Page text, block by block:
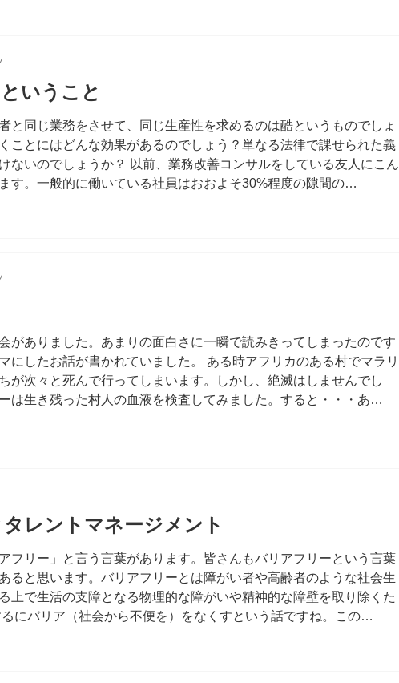
いうこと
と同じ業務をさせて、同じ生産性を求めるのは酷というものでしょ
ことにはどんな効果があるのでしょう？単なる法律で課せられた義
ないのでしょうか？ 以前、業務改善コンサルをしている友人にこん
す。一般的に働いている社員はおおよそ30%程度の隙間の…
がありました。あまりの面白さに一瞬で読みきってしまったのです
にしたお話が書かれていました。 ある時アフリカのある村でマラリ
が次々と死んで行ってしまいます。しかし、絶滅はしませんでし
は生き残った村人の血液を検査してみました。すると・・・あ…
レントマネージメント
フリー」と言う言葉があります。皆さんもバリアフリーという言葉
ると思います。バリアフリーとは障がい者や高齢者のような社会生
上で生活の支障となる物理的な障がいや精神的な障壁を取り除くた
にバリア（社会から不便を）をなくすという話ですね。この…